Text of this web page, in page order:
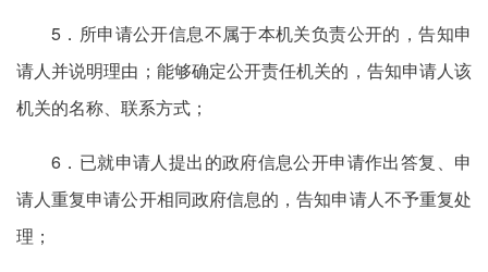
5．所申请公开信息不属于本机关负责公开的，告知申
请人并说明理由；能够确定公开责任机关的，告知申请人该
机关的名称、联系方式；
6．已就申请人提出的政府信息公开申请作出答复、申
请人重复申请公开相同政府信息的，告知申请人不予重复处
理；